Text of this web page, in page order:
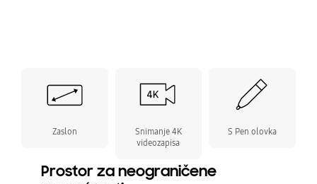
Zaslon
Snimanje 4K
videozapisa
S Pen olovka
Prostor za neograničene